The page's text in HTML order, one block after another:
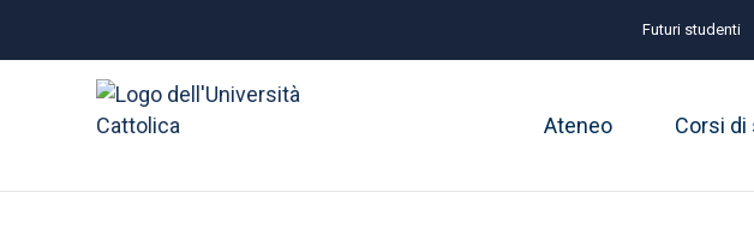
Futuri studenti
Ateneo Corsi di